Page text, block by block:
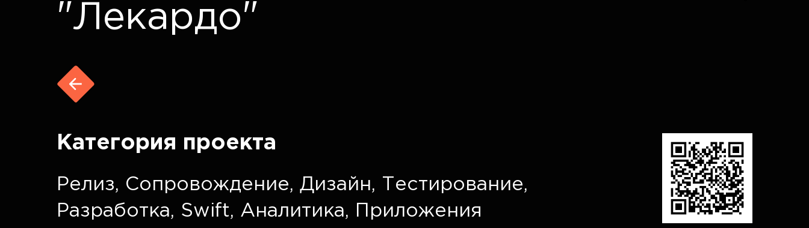
"Лекардо"
Категория проекта
Релиз, Сопровождение, Дизайн, Тестирование,
Разработка, Swift, Аналитика, Приложения